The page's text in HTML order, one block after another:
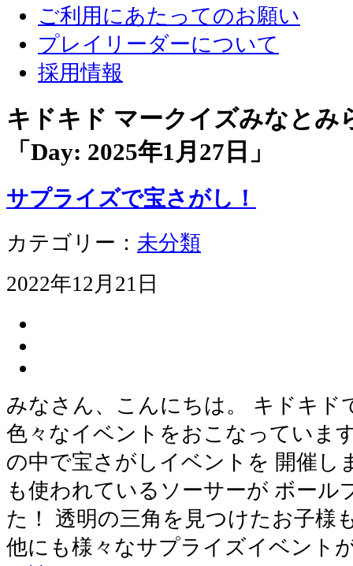
ご利用にあたってのお願い
プレイリーダーについて
採用情報
キドキド マークイズみなと
「Day: 2025年1月27日 」
サプライズで宝さがし！
カテゴリー： 未分類
2022年12月21日
みなさん、こんにちは。 キドキド
色々なイベントをおこなっていま
の中で宝さがしイベントを 開催し
も使われているソーサーが ボール
た！ 透明の三角を見つけたお子様
他にも様々なサプライズイベント